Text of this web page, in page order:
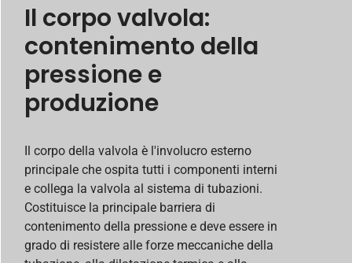
Il corpo valvola:
contenimento della
pressione e
produzione
Il corpo della valvola è l'involucro esterno
principale che ospita tutti i componenti interni
e collega la valvola al sistema di tubazioni.
Costituisce la principale barriera di
contenimento della pressione e deve essere in
grado di resistere alle forze meccaniche della